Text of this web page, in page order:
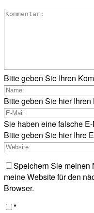
Bitte geben Sie Ihren
Bitte geben Sie hier Ihren
Sie haben eine falsche
Bitte geben Sie hier Ihre
Speichern Sie meinen
meine Website für den
Browser.
*